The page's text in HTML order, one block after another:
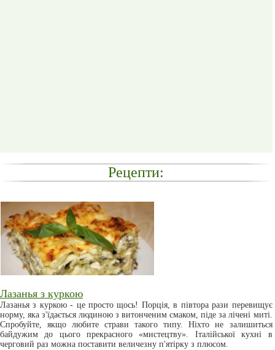
Рецепти:
Лазанья з куркою
Лазанья з куркою - це просто щось! Порція, в півтора рази перевищує
норму, яка з'їдається людиною з витонченим смаком, піде за лічені миті.
Спробуйте, якщо любите страви такого типу. Ніхто не залишиться
байдужим до цього прекрасного «мистецтву». Італійської кухні в
черговий раз можна поставити величезну п'ятірку з плюсом.